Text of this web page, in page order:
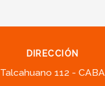
DIRECCIÓN
Talcahuano 112 - CABA